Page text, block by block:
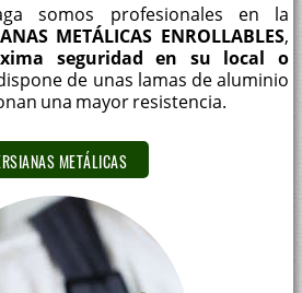
somos profesionales en la
METÁLICAS ENROLLABLES,
seguridad en su local o
de unas lamas de aluminio
una mayor resistencia.
METÁLICAS